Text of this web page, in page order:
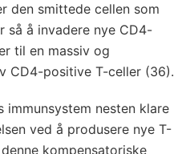
den smittede cellen som
så å invadere nye CD4-
til en massiv og
CD4-positive T-celler (36).
immunsystem nesten klare
ved å produsere nye T-
kompensatoriske